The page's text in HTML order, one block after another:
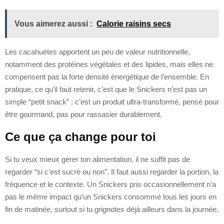
Vous aimerez aussi : Calorie raisins secs
Les cacahuètes apportent un peu de valeur nutritionnelle,
notamment des protéines végétales et des lipides, mais elles ne
compensent pas la forte densité énergétique de l’ensemble. En
pratique, ce qu’il faut retenir, c’est que le Snickers n’est pas un
simple “petit snack” : c’est un produit ultra-transformé, pensé pour
être gourmand, pas pour rassasier durablement.
Ce que ça change pour toi
Si tu veux mieux gérer ton alimentation, il ne suffit pas de
regarder “si c’est sucré ou non”. Il faut aussi regarder la portion, la
fréquence et le contexte. Un Snickers pris occasionnellement n’a
pas le même impact qu’un Snickers consommé tous les jours en
fin de matinée, surtout si tu grignotes déjà ailleurs dans la journée.